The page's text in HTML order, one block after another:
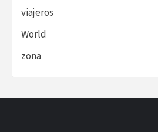
viajeros
World
zona